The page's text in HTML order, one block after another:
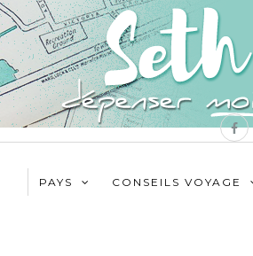
PAYS CONSEILS VOYAGE